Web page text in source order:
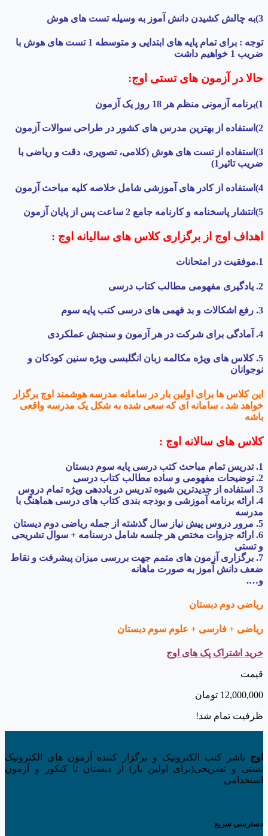
3)به چالش کشیدن دانش آموز به وسیله تست های هوش
توجه : برای تمام پایه های ابتدایی و متوسطه 1 تست های هوش با
ضریب 1 خواهیم داشت
حالا در آزمون های تستی اوج:
1)برنامه آزمونی منظم هر 18 روز یک آزمون
2)استفاده از بهترین مدرس های کشور در طراحی سوالات آزمون
3)استفاده از تست های هوش (کلامی، تصویری، دقت و ریاضی با
ضریب تاثیر1)
4)استفاده از کادر های آموزشی شامل خلاصه کلیه مباحث آزمون
5)انتشار پاسخنامه و کارنامه جامع 2 ساعت پس از پایان آزمون
اهداف اوج از برگزاری کلاس های سالیانه اوج :
1.موفقیت در امتحانات
2. یادگیری مفهومی مطالب کتاب درسی
3. رفع اشکالات و بد فهمی های درسی کتب پایه سوم
4. آمادگی برای شرکت در هر آزمون و سنجش عملکردی
5. کلاس های ویژه مکالمه زبان انگلبسی ویژه سنین کودکان و
نوجوانان
این کلاس ها برای اولین بار در سامانه مدرسه هوشمند اوج برگزار
خواهد شد ، سامانه ای که سعی شده به شکل یک مدرسه واقعی
باشه
کلاس های سالانه اوج :
1. تدریس تمام مباحث کتب درسی پایه سوم دبستان
2. توضیحات مفهومی و ساده مطالب کتاب درسی
3. استفاده از جدیدترین شيوه تدریس در یاددهی ویژه تمام دروس
4. ارائه برنامه آموزشی و بودجه بندی کتاب های درسی هماهنگ با
مدرسه
5. مرور دروس پیش نیاز سال گذشته از جمله ریاضی دوم دیستان
6. ارائه جزوات مختص هر جلسه شامل درسنامه + سوال تشریحی
و تستی
7. برگزاری آزمون های متمم جهت بررسی میزان پیشرفت و نقاط
ضعف دانش آموز به صورت ماهانه
و….
ریاضی دوم دبستان
ریاضی + فارسی + علوم سوم دبستان
خرید اشتراک پک های اوج
قیمت
12,000,000 تومان
ظرفیت تمام شد!
اوج ناشر کتب الکترونیک و برگزار کننده آزمون های الکترونیک
تستی و تشریحی(برای اولین بار) از دبستان تا کنکور و آزمون
استخدامی
دسترسی سریع